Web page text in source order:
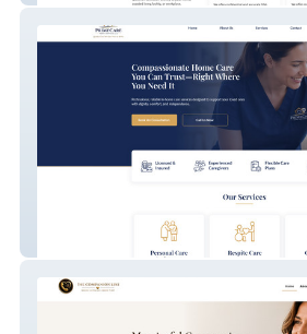
PrimeCare Home Services LLC.